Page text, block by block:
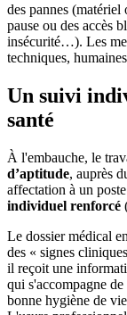
des pannes
pause ou des accès
insécurité…). Les
techniques,
Un suivi
santé
À l'embauche, le
d’aptitude, auprès
affectation à un
individuel renforcé
Le dossier médical
des « signes
il reçoit une
qui s'accompagne
bonne hygiène de